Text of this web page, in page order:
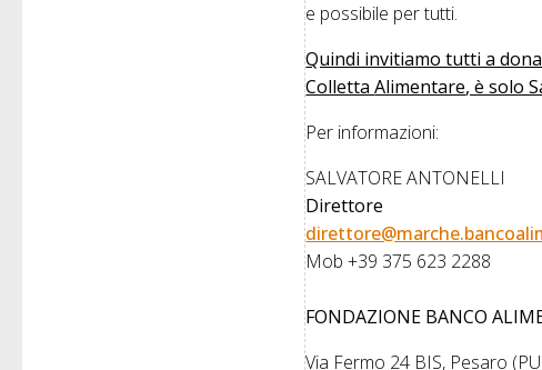
e possibile per tutti.
Quindi invitiamo tutti a
CollettaAlimentare, è solo
Per informazioni:
SALVATORE ANTONELLI
Direttore
Mob +39 375 623 2288
FONDAZIONE BANCO
Via Fermo 24 BIS, Pesaro